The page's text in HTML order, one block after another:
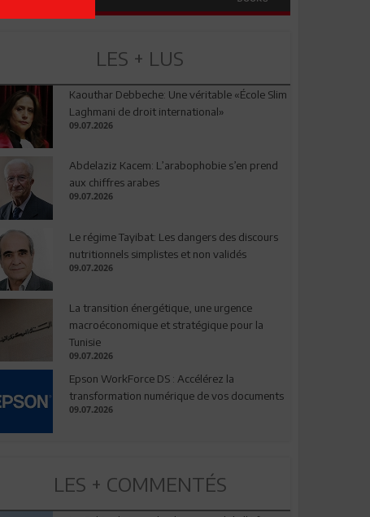
LES + LUS
Kaouthar Debbeche: Une véritable «École Slim
Laghmani de droit international»
09.07.2026
Abdelaziz Kacem: L’arabophobie s’en prend
aux chiffres arabes
09.07.2026
Le régime Tayibat: Les dangers des discours
nutritionnels simplistes et non validés
09.07.2026
La transition énergétique, une urgence
macroéconomique et stratégique pour la
Tunisie
09.07.2026
Epson WorkForce DS : Accélérez la
transformation numérique de vos documents
09.07.2026
LES + COMMENTÉS